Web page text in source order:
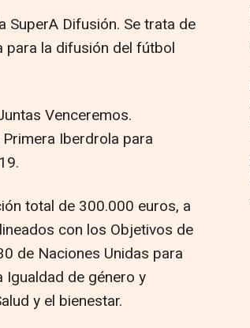
SuperA Difusión. Se trata de
para la difusión del fútbol
Venceremos.
Iberdrola para
total de 300.000 euros, a
con los Objetivos de
de Naciones Unidas para
de género y
y el bienestar.